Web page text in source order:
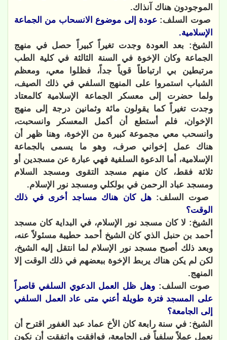
الموجودون هناك آنذاك.
صوت السلف:عودة إلى موضوع الانسحاب من الجماعة
الإسلامية.
الشيخ: بعد العودة وجدت تغيراً كبيراً حصل في منهج
الجماعة وكان الإخوة في السنة الثالثة في كلية الطب
مرتبطين بي ارتباطاً قوياً جداً، فظلوا معي، ومعظم
الشباب استمروا على المنهج السلفي في ذلك الصيف،
ولما حضرت إلى معسكر الجماعة الإسلامية كالمعتاد
وجدت تغيراً كما يقولون مائة وثمانين درجة إلى منهج
الإخوان، فلم أستطع أن أكمل المعسكر وانسحبت،
وانسحب معي مجموعة كبيرة من الإخوة، وهنا ظهر أن
هناك عمل إخواني صرف، وهو ما يسمى بالجماعة
الإسلامية، أما الدعوة السلفية فهي عبارة عن مسجدين أو
ثلاثة فقط، كان منهم مسجد التقوى ومسجد السلام
ومسجد عباد الرحمن في بولكلي ومسجد نور الإسلام.
صوت السلف:هل كان هناك مساجد أخرى في ذلك
الوقت؟
الشيخ: لا كان مسجد نور الإسلام، في البداية كان مسجد
أحمد بن حنبل الذي كان الشيخ أحمد حطيبة مسئولاً عنه،
وبعد ذلك أصبح مسجد نور الإسلام لما انتقل إليه الشيخ،
لكن لم يكن هناك يربط الإخوة ببعضهم في ذلك الوقت إلا
المنهج.
صوت السلف:وهل ظل العمل الدعوي السلفي قاصراً
على المسجد فترة طويلة أعني متى عاد العمل السلفي
إلى الجامعة؟
الشيخ: في سنة رابعة كان الأخ عماد عبد الغفور اقترح أن
نعمل عملاً سلفياً في الجامعة، فوافقت واتفقت أن نكون